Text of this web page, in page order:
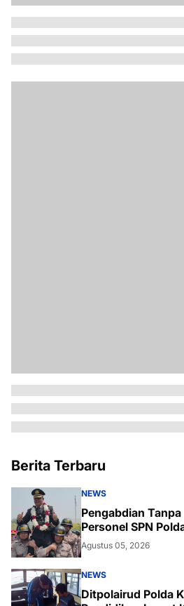
Berita Terbaru
NEWS
Pengabdian
Personel SPN
Agustus 05, 2026
NEWS
Ditpolairud Polda